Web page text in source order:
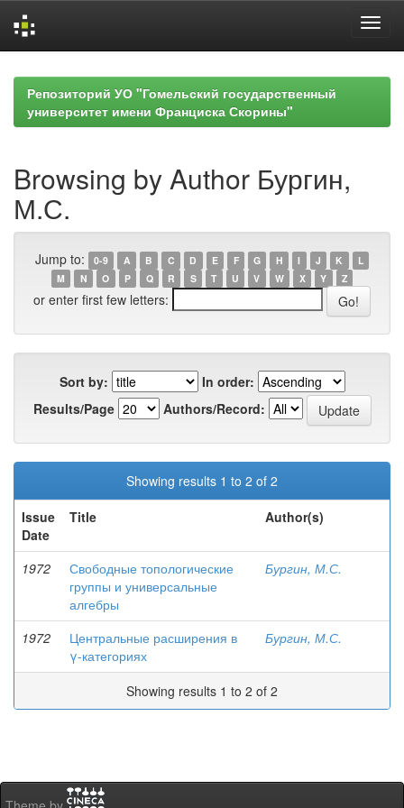
navigationРепозиторий УО "Гомельский государственный
университет имени Франциска Скорины"
Browsing by Author Бургин,
М.С.
Jump to: 0-9 A B C D E F G H I J K
L
M
N O P Q R S T U V W X Y Z
or enter first few letters:
Sort by:
In order:
Results/Page
Authors/Record:
Showing results 1 to 2 of 2
Issue
Date
Title Author(s)
1972
Свободные топологические
группы и универсальные
алгебры
Бургин, М.С.
1972
Центральные расширения в
γ-категориях
Бургин, М.С.
Showing results 1 to 2 of 2